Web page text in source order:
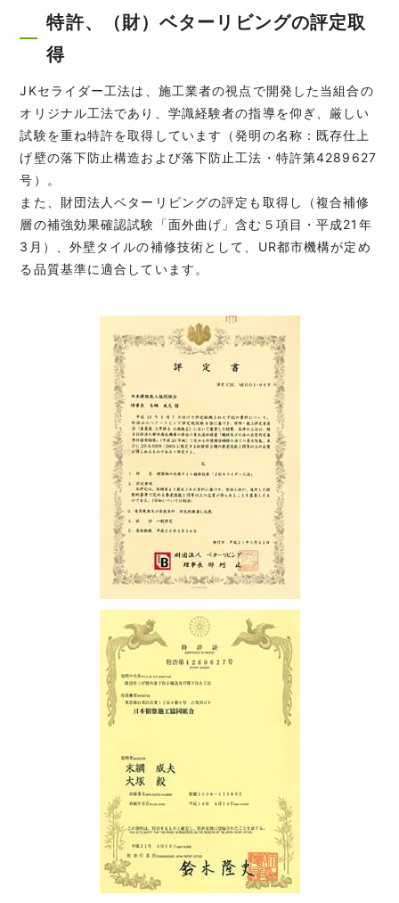
特許、（財）ベターリビングの評定取
得
JKセライダー工法は、施工業者の視点で開発した当組合の
オリジナル工法であり、学識経験者の指導を仰ぎ、厳しい
試験を重ね特許を取得しています（発明の名称：既存仕上
げ壁の落下防止構造および落下防止工法・特許第4289627
号）。
また、財団法人ベターリビングの評定も取得し（複合補修
層の補強効果確認試験「面外曲げ」含む５項目・平成21年
3月）、外壁タイルの補修技術として、UR都市機構が定め
る品質基準に適合しています。